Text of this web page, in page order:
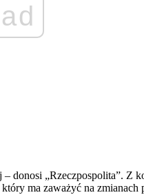
ad
donosi „Rzeczpospolita”.
ma zaważyć na